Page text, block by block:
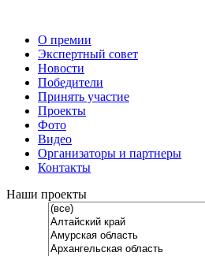
О премии
Экспертный совет
Новости
Победители
Принять участие
Проекты
Фото
Видео
Организаторы и партнеры
Контакты
Наши проекты